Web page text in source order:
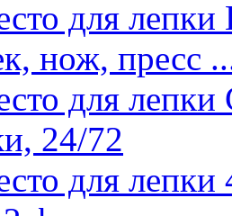
для
нож, пресс
для лепки
24/72
для лепки